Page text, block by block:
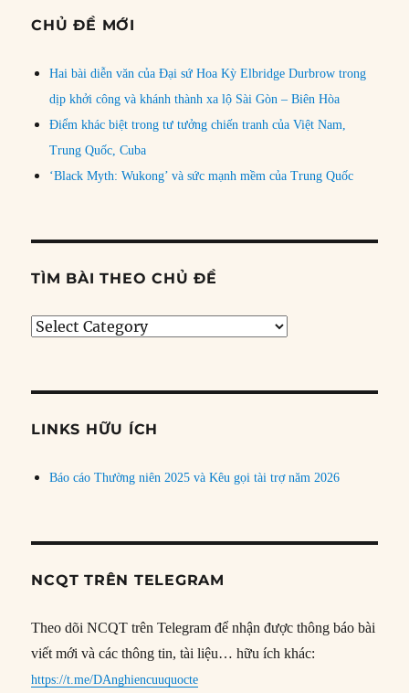
CHỦ ĐỀ MỚI
Hai bài diễn văn của Đại sứ Hoa Kỳ Elbridge Durbrow trong
dịp khởi công và khánh thành xa lộ Sài Gòn – Biên Hòa
Điểm khác biệt trong tư tưởng chiến tranh của Việt Nam,
Trung Quốc, Cuba
‘Black Myth: Wukong’ và sức mạnh mềm của Trung Quốc
TÌM BÀI THEO CHỦ ĐỀ
Tìm
đề
LINKS HỮU ÍCH
Báo cáo Thường niên 2025 và Kêu gọi tài trợ năm 2026
NCQT TRÊN TELEGRAM
Theo dõi NCQT trên Telegram để nhận được thông báo bài
viết mới và các thông tin, tài liệu… hữu ích khác:
https://t.me/DAnghiencuuquocte